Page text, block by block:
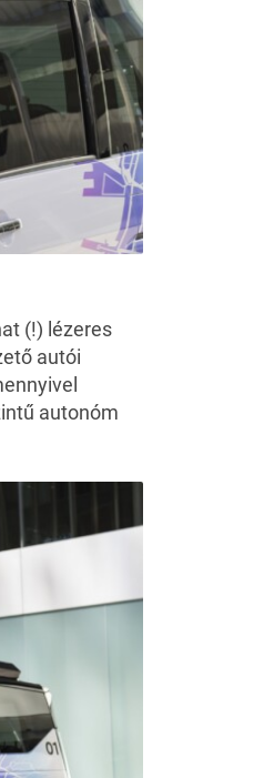
(!) lézeres
autói
autonóm